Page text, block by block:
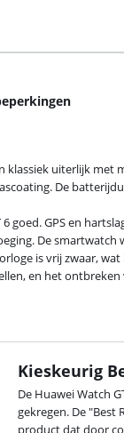
klassiek uiterlijk
De
goed. GPS en
De smartwatch
is vrij zwaar,
en het
Kieskeurig
De Huawei Watch
gekregen. De "Best
product dat door